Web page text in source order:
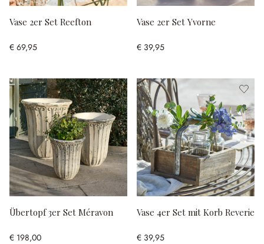
Vase 2er Set Reefton
€ 69,95
Vase 2er Set Yvorne
€ 39,95
Übertopf 3er Set Méravon
€ 198,00
Vase 4er Set mit Korb Reverie
€ 39,95